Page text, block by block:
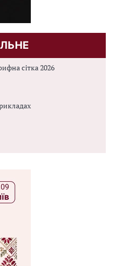
сітка 2026